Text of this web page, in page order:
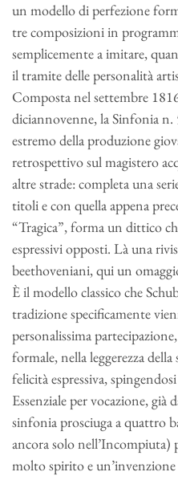
un modello di perfezione
tre composizioni in
semplicemente a imitare,
il tramite delle personalità
Composta nel settembre
diciannovenne, la Sinfonia
estremo della produzione
retrospettivo sul magistero
altre strade: completa una
titoli e con quella appena
“Tragica”, forma un dittico
espressivi opposti. Là una
beethoveniani, qui un
È il modello classico che
tradizione specificamente
personalissima
formale, nella leggerezza
felicità espressiva,
Essenziale per vocazione, già
sinfonia prosciuga a quattro
ancora solo nell’Incompiuta)
molto spirito e un’invenzione